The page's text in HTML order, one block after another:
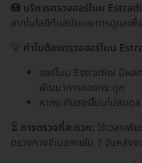
🏥 บริการตรวจฮอร์โมน
เทคโนโลยีทันสมัยและการดูแลเ
💡 ทำไมต้องตรวจฮอร์โมน
ฮอร์โมน Estradiol มีผล
พัฒนาการของกระดูก
หากระดับฮอร์โมนไม่สมดุ
⏳ การตรวจที่สะดวก: ใช้เวลาเ
ตรวจทางอีเมลภายใน 7 วันหลังจ